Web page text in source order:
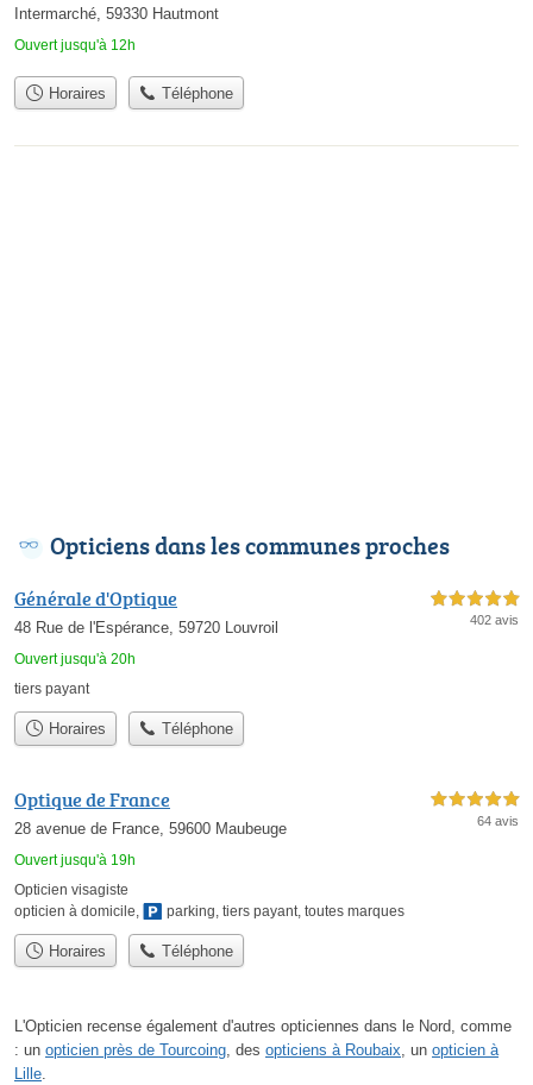
Intermarché, 59330 Hautmont
Ouvert jusqu'à 12h
Horaires Téléphone
Opticiens dans les communes proches
Générale d'Optique
48 Rue de l'Espérance, 59720 Louvroil
Ouvert jusqu'à 20h
5,0 étoiles sur 5
402 avis
tiers payant
Horaires Téléphone
Optique de France
28 avenue de France, 59600 Maubeuge
Ouvert jusqu'à 19h
5,0 étoiles sur 5
64 avis
Opticien visagiste
opticien à domicile
parking tiers payant toutes marques
Horaires Téléphone
L'Opticien recense également d'autres opticiennes dans le Nord, comme
: un opticien près de Tourcoing , des opticiens à Roubaix , un opticien à
Lille